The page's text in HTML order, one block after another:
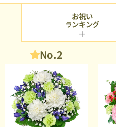
No.2
お祝い
ランキング